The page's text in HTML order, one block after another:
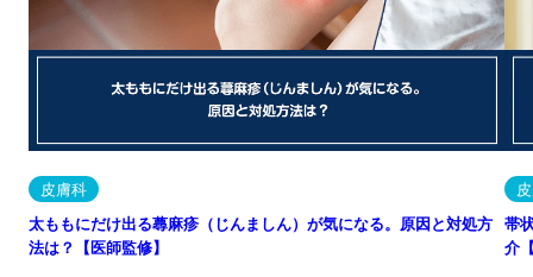
皮膚科
太ももにだけ出る蕁麻疹（じんましん）が気になる。原因と対処方
法は？【医師監修】
帯
介